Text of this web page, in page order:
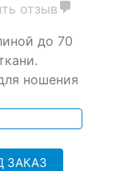
отзыв
до 70
ношения
ЗАКАЗ